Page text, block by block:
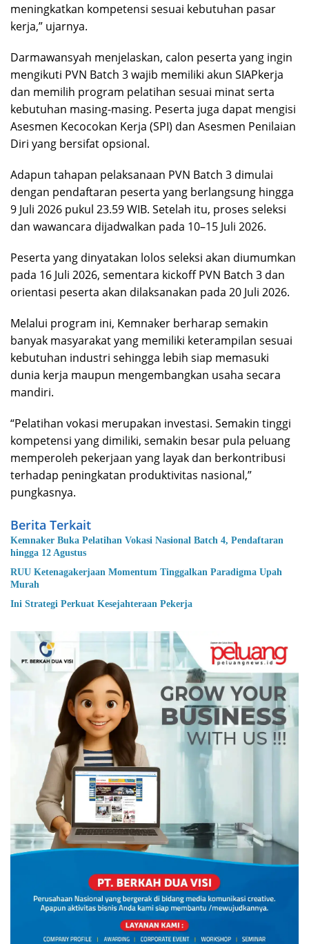
meningkatkan kompetensi sesuai kebutuhan pasar
kerja,” ujarnya.
Darmawansyah menjelaskan, calon peserta yang ingin
mengikuti PVN Batch 3 wajib memiliki akun SIAPkerja
dan memilih program pelatihan sesuai minat serta
kebutuhan masing-masing. Peserta juga dapat mengisi
Asesmen Kecocokan Kerja (SPI) dan Asesmen Penilaian
Diri yang bersifat opsional.
Adapun tahapan pelaksanaan PVN Batch 3 dimulai
dengan pendaftaran peserta yang berlangsung hingga
9 Juli 2026 pukul 23.59 WIB. Setelah itu, proses seleksi
dan wawancara dijadwalkan pada 10–15 Juli 2026.
Peserta yang dinyatakan lolos seleksi akan diumumkan
pada 16 Juli 2026, sementara kickoff PVN Batch 3 dan
orientasi peserta akan dilaksanakan pada 20 Juli 2026.
Melalui program ini, Kemnaker berharap semakin
banyak masyarakat yang memiliki keterampilan sesuai
kebutuhan industri sehingga lebih siap memasuki
dunia kerja maupun mengembangkan usaha secara
mandiri.
“Pelatihan vokasi merupakan investasi. Semakin tinggi
kompetensi yang dimiliki, semakin besar pula peluang
memperoleh pekerjaan yang layak dan berkontribusi
terhadap peningkatan produktivitas nasional,”
pungkasnya.
Berita Terkait
Kemnaker Buka Pelatihan Vokasi Nasional Batch 4, Pendaftaran
hingga 12 Agustus
RUU Ketenagakerjaan Momentum Tinggalkan Paradigma Upah
Murah
Ini Strategi Perkuat Kesejahteraan Pekerja